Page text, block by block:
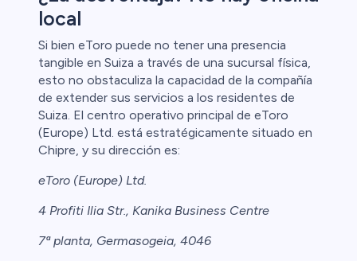
local
Si bien eToro puede no tener una presencia
tangible en Suiza a través de una sucursal física,
esto no obstaculiza la capacidad de la compañía
de extender sus servicios a los residentes de
Suiza. El centro operativo principal de eToro
(Europe) Ltd. está estratégicamente situado en
Chipre, y su dirección es:
eToro (Europe) Ltd.
4 Profiti Ilia Str., Kanika Business Centre
7ª planta, Germasogeia, 4046